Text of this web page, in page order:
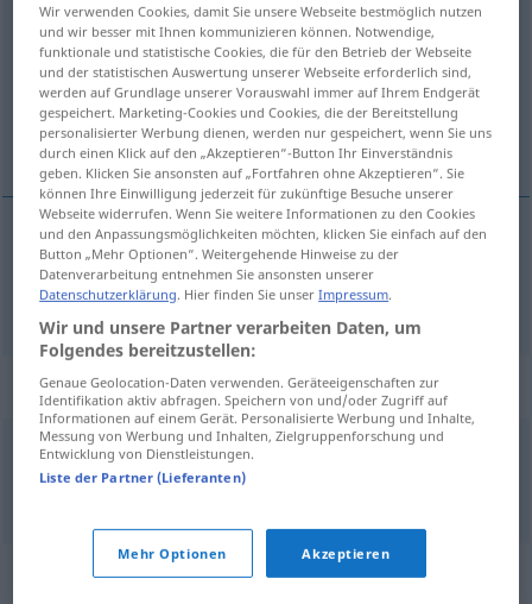
Vorfahrtf <Vorfahrt; ohne pl>
Übersicht aller Übersetzungen
(Für mehr Details die Übersetzung anklicken/antippen)
geçiş üstünlüğü
geçişüstünlüğü Vorfahrt
Beispielsätze für "Vorfahrt"
abknickende Vorfahrt
dirsekyapananacadde
Synonyme für "Vorfahrt"
Wir verwenden Cookies, damit Sie unsere Webseite bestmöglich nutzen
und wir besser mit Ihnen kommunizieren können. Notwendige,
funktionale und statistische Cookies, die für den Betrieb der Webseite
und der statistischen Auswertung unserer Webseite erforderlich sind,
werden auf Grundlage unserer Vorauswahl immer auf Ihrem Endgerät
gespeichert. Marketing-Cookies und Cookies, die der Bereitstellung
personalisierter Werbung dienen, werden nur gespeichert, wenn Sie uns
durch einen Klick auf den „Akzeptieren“-Button Ihr Einverständnis
geben. Klicken Sie ansonsten auf „Fortfahren ohne Akzeptieren“. Sie
können Ihre Einwilligung jederzeit für zukünftige Besuche unserer
Webseite widerrufen. Wenn Sie weitere Informationen zu den Cookies
und den Anpassungsmöglichkeiten möchten, klicken Sie einfach auf den
Button „Mehr Optionen“. Weitergehende Hinweise zu der
Datenverarbeitung entnehmen Sie ansonsten unserer
Datenschutzerklärung. Hier finden Sie unserImpressum.
Wir und unsere Partner verarbeiten Daten, um
Folgendes bereitzustellen:
Genaue Geolocation-Daten verwenden. Geräteeigenschaften zur
Identifikation aktiv abfragen. Speichern von und/oder Zugriff auf
Informationen auf einem Gerät. Personalisierte Werbung und Inhalte,
Messung von Werbung und Inhalten, Zielgruppenforschung und
Entwicklung von Dienstleistungen.
Liste der Partner (Lieferanten)
Mehr Optionen Akzeptieren